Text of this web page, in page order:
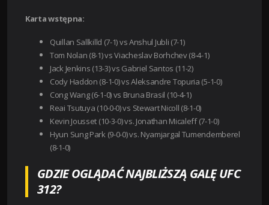
Karta wstępna:
Quillan Sallkilld (7-1) vs Anshul Jubli (7-1)
Tom Nolan (8-1) vs Viacheslav Borhchev (8-4-1)
Jack Jenkins (13-3) vs Gabriel Santos (11-2)
Cody Haddon (8-1-0) vs Aleksandre Topuria (5-1-0)
Cong Wang (6-1-0) vs Bruna Brasil (10-4-1)
Reai Tsutuya (10-0-0) vs Stewart Nicoll (8-1-0)
Kevin Jousset (10-3-0) vs. Jonathan Micaleff (7-1-0)
Hyun Sung Park (9-0-0) vs. Nyamjargal Tumendemberel
(8-1-0)
GDZIE OGLĄDAĆ NAJBLIŻSZĄ GALĘ UFC
312?